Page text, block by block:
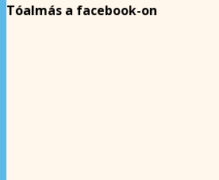
Tóalmás a facebook-on